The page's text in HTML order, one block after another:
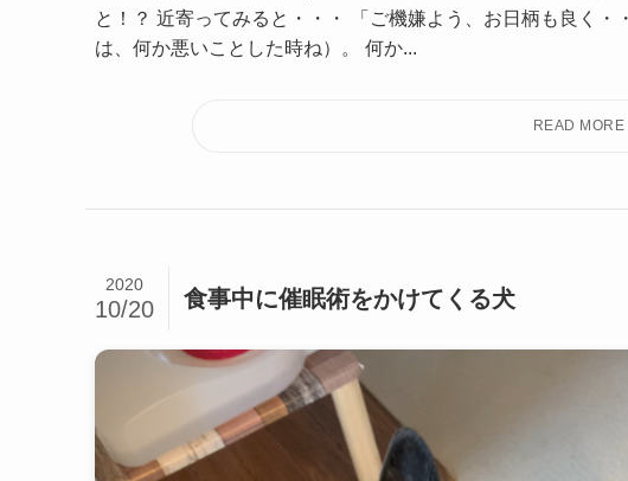
と！？ 近寄ってみると・・・ 「ご機嫌よう、お日柄も良く
は、何か悪いことした時ね）。 何か...
食事中に催眠術をかけてくる犬
2020
10/20